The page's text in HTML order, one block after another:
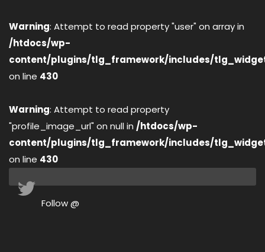
Warning: Attempt to read property "user" on array in
/htdocs/wp-
content/plugins/tlg_framework/includes/
on line 430
Warning: Attempt to read property
"profile_image_url" on null in /htdocs/wp-
content/plugins/tlg_framework/includes/
on line 430
Follow @